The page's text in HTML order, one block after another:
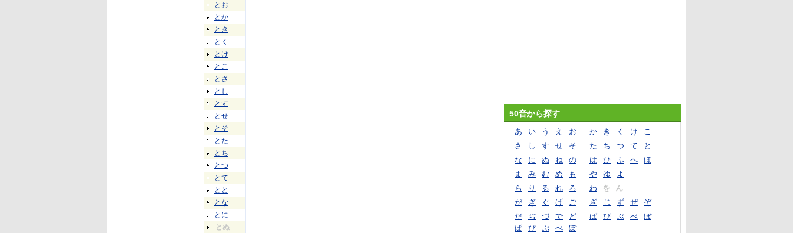
とお
とか
とき
とく
とけ
とこ
とさ
とし
とす
とせ
とそ
とた
とち
とつ
とて
とと
とな
とに
とぬ
50音から探す
あ い う え お か き く け
こ
さ
し す せ そ た ち つ て
と
な
に ぬ ね の は ひ ふ へ
ほ
ま
み む め も や ゆ
よ
ら
り る れ ろ わ を
ん
が
ぎ ぐ げ ご ざ じ ず ぜ
ぞ
だ
ぢ づ で ど ば び ぶ べ
ぼ
ぱ
ぴ ぷ ぺ ぽ